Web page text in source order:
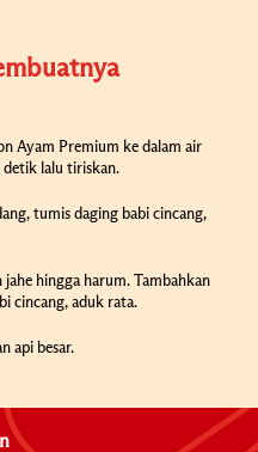
Ayam Premium ke dalam air
detik lalu tiriskan.
tumis daging babi cincang,
hingga harum. Tambahkan
cincang, aduk rata.
api besar.